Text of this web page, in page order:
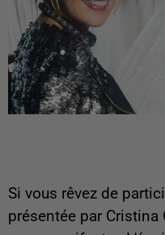
Si vous rêvez de
présentée par